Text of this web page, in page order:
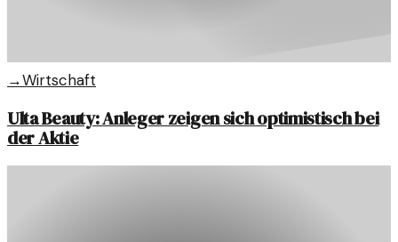
→Wirtschaft
Ulta Beauty: Anleger zeigen sich optimistisch bei
der Aktie